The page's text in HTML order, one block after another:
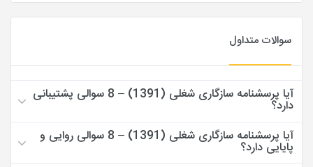
سوالات متداول
آیا پرسشنامه سازگاری شغلی (1391) – 8 سوالی پشتیبانی
دارد؟
آیا پرسشنامه سازگاری شغلی (1391) – 8 سوالی روایی و
پایایی دارد؟